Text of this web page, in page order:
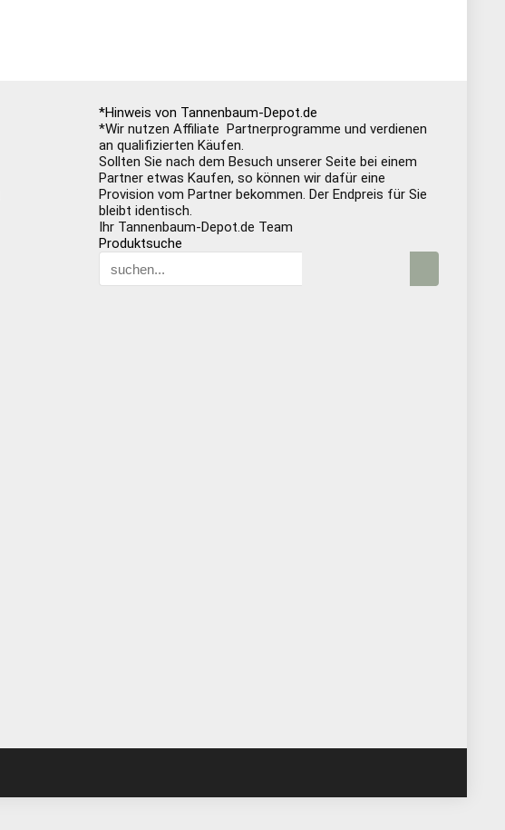
*Hinweis von Tannenbaum-Depot.de
*Wir nutzen Affiliate Partnerprogramme und verdienen
an qualifizierten Käufen.
Sollten Sie nach dem Besuch unserer Seite bei einem
Partner etwas Kaufen, so können wir dafür eine
Provision vom Partner bekommen. Der Endpreis für Sie
bleibt identisch.
Ihr Tannenbaum-Depot.de Team
Produktsuche